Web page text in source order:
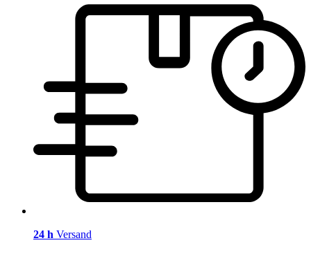
24 h Versand